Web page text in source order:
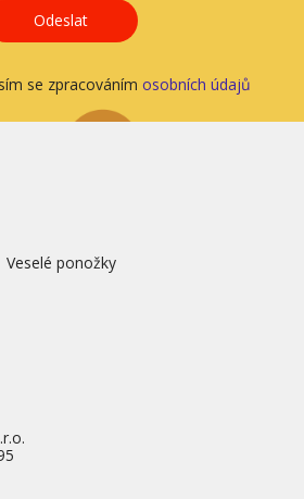
Odeslat
se zpracováním osobních údajů
Veselé ponožky